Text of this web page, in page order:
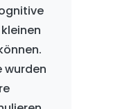
wurden